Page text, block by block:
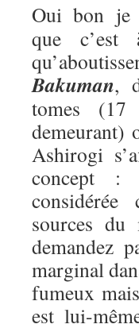
Oui bon je
que c’est
Bakuman,
tomes
demeurant)
Ashirogi
concept :
sources du
demandez
marginal
fumeux
est lui-